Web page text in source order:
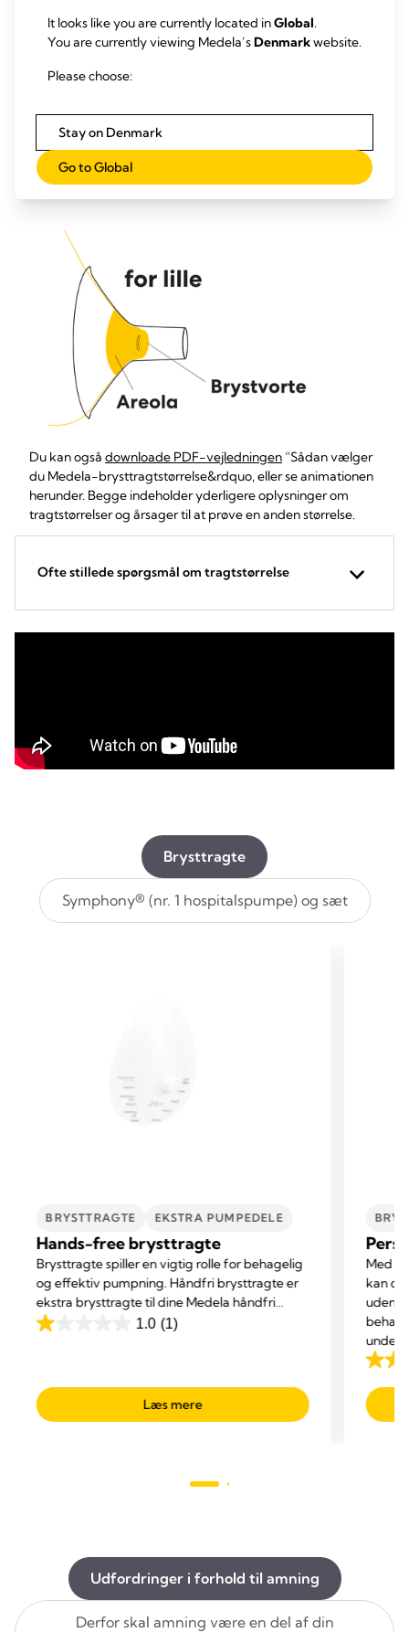
Brystvorten og en overdreven mængde af det
pigmenterede område omkring brystvorten (areola)
trækkes ind i tunnelen.
Hvis dette er tilfældet, prøv en mindre størrelse.
Du kan også downloade PDF-vejledningen “Sådan vælger
du Medela-brysttragtstørrelse&rdquo, eller se animationen
herunder. Begge indeholder yderligere oplysninger om
tragtstørrelser og årsager til at prøve en anden størrelse.
Ofte stillede spørgsmål om tragtstørrelse
Brysttragte
Symphony® (nr. 1 hospitalspumpe) og sæt
BRYSTTRAGTE EKSTRA PUMPEDELE
Hands-free brysttragte
Brysttragte spiller en vigtig rolle for behagelig
og effektiv pumpning. Håndfri brysttragte er
ekstra brysttragte til dine Medela håndfri
opsamlingsskåle – følger med Medela
1.0 (1)
1.0
5
stjerner.
Læs mere
Med
kan du
uden
under
4.2
ud
af
Udfordringer i forhold til amning
Derfor skal amning være en del af din
It looks like you are currently located inGlobal.
You are currently viewing Medela’sDenmarkwebsite.
Please choose:
Stay on Denmark
Go to Global